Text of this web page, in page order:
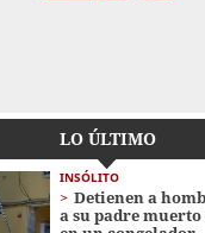
LO ÚLTIMO
INSÓLITO
Detienen a
a su padre